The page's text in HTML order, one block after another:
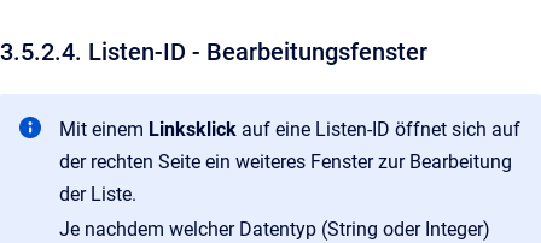
3.5.2.4. Listen-ID - Bearbeitungsfenster
Mit einem Linksklick auf eine Listen-ID öffnet sich auf
der rechten Seite ein weiteres Fenster zur Bearbeitung
der Liste.
Je nachdem welcher Datentyp (String oder Integer)